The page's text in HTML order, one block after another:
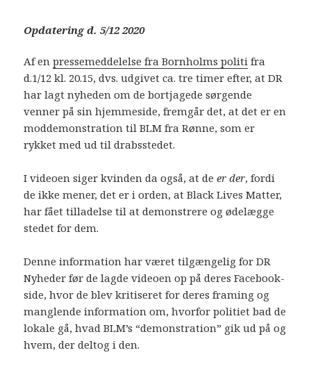
Opdatering d. 5/12 2020
Af enpressemeddelelse fra Bornholms politi fra
d.1/12 kl. 20.15, dvs. udgivet ca. tre timer efter, at DR
har lagt nyheden om de bortjagede sørgende
venner på sin hjemmeside, fremgår det, at det er en
moddemonstration til BLM fra Rønne, som er
rykket med ud til drabsstedet.
I videoen siger kvinden da også, at deer der, fordi
de ikke mener, det er i orden, at Black Lives Matter,
har fået tilladelse til at demonstrere og ødelægge
stedet for dem.
Denne information har været tilgængelig for DR
Nyheder før de lagde videoen op på deres Facebook-
side, hvor de blev kritiseret for deres framing og
manglende information om, hvorfor politiet bad de
lokale gå, hvad BLM’s “demonstration” gik ud på og
hvem, der deltog i den.